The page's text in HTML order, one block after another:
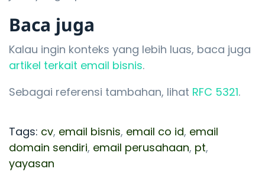
Baca juga
Kalau ingin konteks yang lebih luas, baca juga
artikel terkait email bisnis.
Sebagai referensi tambahan, lihat RFC 5321.
Tags: cv, email bisnis, email co id, email
domain sendiri, email perusahaan, pt,
yayasan